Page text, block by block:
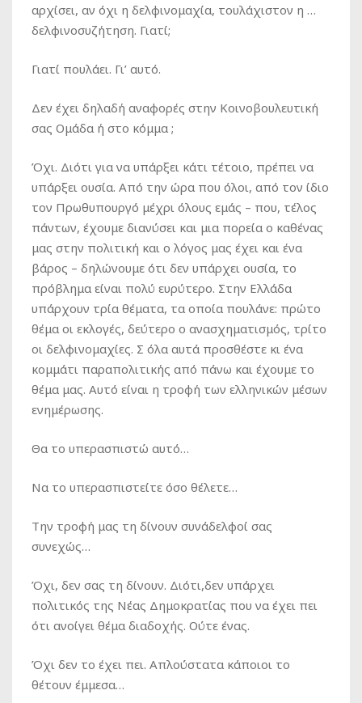
αρχίσει, αν όχι η δελφινομαχία, τουλάχιστον η …
δελφινοσυζήτηση. Γιατί;
Γιατί πουλάει. Γι’ αυτό.
Δεν έχει δηλαδή αναφορές στην Κοινοβουλευτική
σας Ομάδα ή στο κόμμα ;
Όχι. Διότι για να υπάρξει κάτι τέτοιο, πρέπει να
υπάρξει ουσία. Από την ώρα που όλοι, από τον ίδιο
τον Πρωθυπουργό μέχρι όλους εμάς – που, τέλος
πάντων, έχουμε διανύσει και μια πορεία ο καθένας
μας στην πολιτική και ο λόγος μας έχει και ένα
βάρος – δηλώνουμε ότι δεν υπάρχει ουσία, το
πρόβλημα είναι πολύ ευρύτερο. Στην Ελλάδα
υπάρχουν τρία θέματα, τα οποία πουλάνε: πρώτο
θέμα οι εκλογές, δεύτερο ο ανασχηματισμός, τρίτο
οι δελφινομαχίες. Σ όλα αυτά προσθέστε κι ένα
κομμάτι παραπολιτικής από πάνω και έχουμε το
θέμα μας. Αυτό είναι η τροφή των ελληνικών μέσων
ενημέρωσης.
Θα το υπερασπιστώ αυτό…
Να το υπερασπιστείτε όσο θέλετε…
Την τροφή μας τη δίνουν συνάδελφοί σας
συνεχώς…
Όχι, δεν σας τη δίνουν. Διότι,δεν υπάρχει
πολιτικός της Νέας Δημοκρατίας που να έχει πει
ότι ανοίγει θέμα διαδοχής. Ούτε ένας.
Όχι δεν το έχει πει. Απλούστατα κάποιοι το
θέτουν έμμεσα…